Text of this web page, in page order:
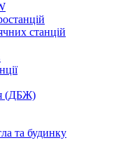
станцій
(ДБЖ)
та будинку